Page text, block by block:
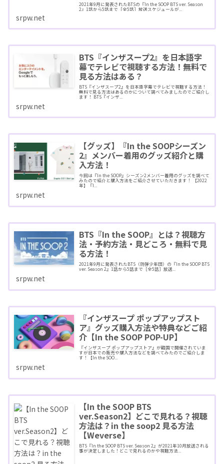
2021年9月に発表されたBTSの『In the SOOP BTS ver. Season
2』1話から5話まで［全5話］放送スケジュールが...
srpw.net
BTS『インザスープ2』を日本語字
幕でテレビで視聴する方法！無料で
見る方法はある？
BTS『インザスープ2』を日本語字幕でテレビで視聴する方法！
無料で見る方法はあるのかについて調べてみましたのでご紹介し
ます！ BTS『インザ...
srpw.net
【グッズ】『In the SOOPシーズン
2』メンバー着用のグッズ紹介と購
入方法！
今回は『In the SOOP』シーズン2メンバー着用のグッズを調べて
みたので紹介と購入方法をご紹介させていただきます！ 【2022
年】『I...
srpw.net
BTS『In the SOOP』とは？視聴方
法・予約方法・見どころ・無料で見
る方法！
2021年9月に発表されたBTS（防弾少年団）の『In the SOOP BTS
ver. Season 2』1話から5話まで［全5話］放送...
srpw.net
『インザスープ ポップアップスト
ア』グッズ購入方法や特典などご紹
介【In the SOOP POP-UP】
『インザスープ ポップアップストア』が韓国で開催されていま
すが日本での販売や購入方法などを調べてみたのでご紹介しま
す！【In the SOO...
srpw.net
【In the SOOP BTS
ver.Season2】どこで見れる？視聴
方法は？in the soop2 見る方法
【Weverse】
BTS『In the SOOP BTS ver. Season 2』が2021年10月放送される
事が決定しました！どこで見れるのかや視聴方法...